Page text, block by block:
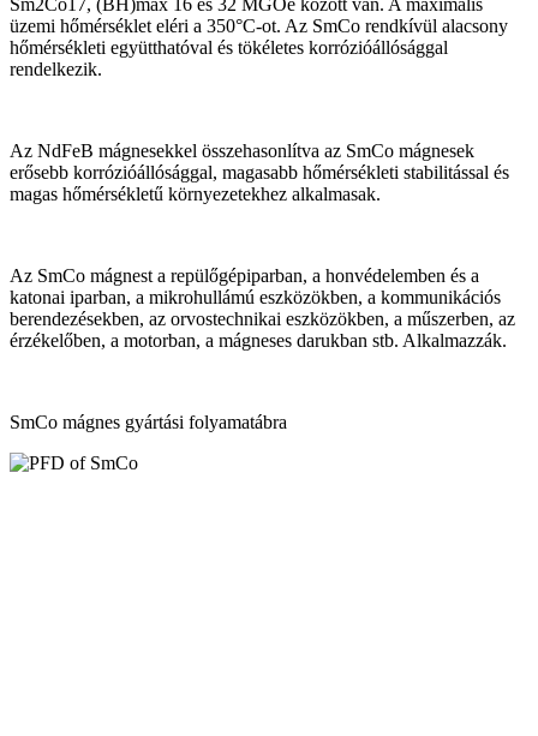
Sm2Co17, (BH)max 16 és 32 MGOe között van. A maximális
üzemi hőmérséklet eléri a 350°C-ot. Az SmCo rendkívül alacsony
hőmérsékleti együtthatóval és tökéletes korrózióállósággal
rendelkezik.
Az NdFeB mágnesekkel összehasonlítva az SmCo mágnesek
erősebb korrózióállósággal, magasabb hőmérsékleti stabilitással és
magas hőmérsékletű környezetekhez alkalmasak.
Az SmCo mágnest a repülőgépiparban, a honvédelemben és a
katonai iparban, a mikrohullámú eszközökben, a kommunikációs
berendezésekben, az orvostechnikai eszközökben, a műszerben, az
érzékelőben, a motorban, a mágneses darukban stb. Alkalmazzák.
SmCo mágnes gyártási folyamatábra